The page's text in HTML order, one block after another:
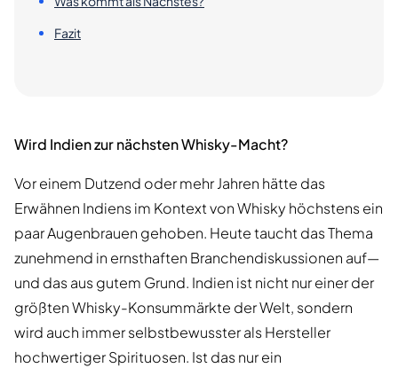
Fazit
Wird Indien zur nächsten Whisky-Macht?
Vor einem Dutzend oder mehr Jahren hätte das
Erwähnen Indiens im Kontext von Whisky höchstens ein
paar Augenbrauen gehoben. Heute taucht das Thema
zunehmend in ernsthaften Branchendiskussionen auf—
und das aus gutem Grund. Indien ist nicht nur einer der
größten Whisky-Konsummärkte der Welt, sondern
wird auch immer selbstbewusster als Hersteller
hochwertiger Spirituosen. Ist das nur ein